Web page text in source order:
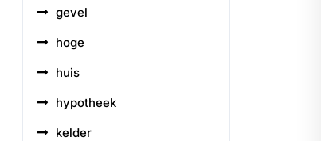
gevel
hoge
huis
hypotheek
kelder